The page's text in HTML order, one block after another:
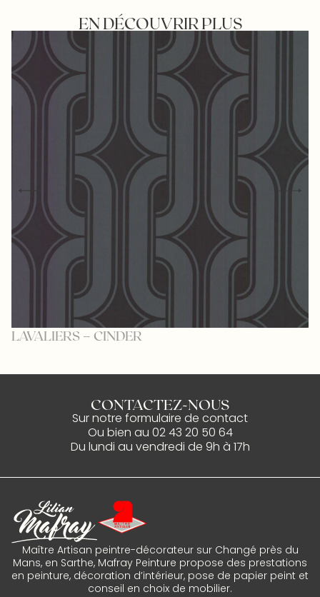
EN DÉCOUVRIR PLUS
LAVALIERS – CINDER
CONTACTEZ-NOUS
Sur notre formulaire de contact
Ou bien au 02 43 20 50 64
Du lundi au vendredi de 9h à 17h
Maître Artisan peintre-décorateur sur Changé près du
Mans, en Sarthe, Mafray Peinture propose des prestations
en peinture, décoration d’intérieur, pose de papier peint et
conseil en choix de mobilier.